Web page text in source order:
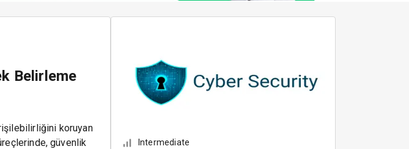
Belirleme
koruyan
güvenlik
Intermediate